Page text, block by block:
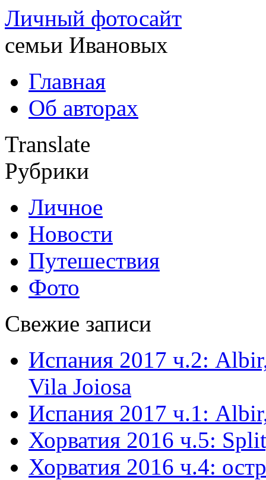
Личный фотосайт
семьи Ивановых
Главная
Об авторах
Translate
Рубрики
Личное
Новости
Путешествия
Фото
Свежие записи
Испания 2017 ч.2:
Vila Joiosa
Испания 2017 ч.1:
Хорватия 2016 ч.5:
Хорватия 2016 ч.4: